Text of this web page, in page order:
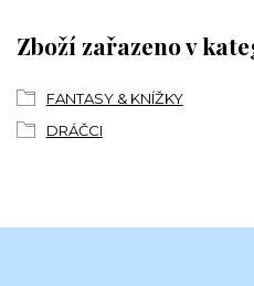
Zboží zařazeno v
FANTASY & KNÍŽKY
DRÁČCI